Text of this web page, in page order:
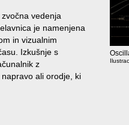
vedenja
je namenjena
in vizualnim
Izkušnje s
z
ali orodje, ki